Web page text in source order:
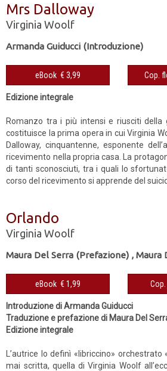
Mrs Dalloway
Virginia Woolf
Armanda Guiducci (Introduzione)
eBook € 3,99
Edizione integrale
Romanzo tra i più intensi e riusciti
costituisce la prima opera in cui Virginia
Dalloway, cinquantenne, esponente
ricevimento nella propria casa. La
di tanti sconosciuti, tra i quali lo
corso del ricevimento si apprende del
Orlando
Virginia Woolf
Maura Del Serra (Prefazione) ,Maura
eBook € 1,99
Introduzione di Armanda Guiducci
Traduzione e prefazione di Maura Del
Edizione integrale
L’autrice lo definì «libriccino»
mai scritta, quella di Virginia Woolf